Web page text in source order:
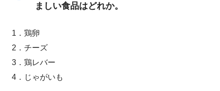
ましい食品はどれか。
1．鶏卵
2．チーズ
3．鶏レバー
4．じゃがいも